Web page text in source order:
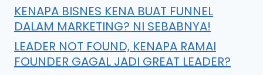
KENAPA BISNES KENA BUAT FUNNEL
DALAM MARKETING? NI SEBABNYA!
LEADER NOT FOUND, KENAPA RAMAI
FOUNDER GAGAL JADI GREAT LEADER?